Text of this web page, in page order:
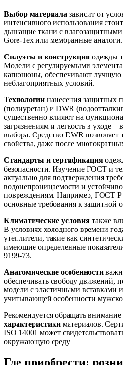
Выбор материала зависит от
интенсивного использования
дышащие ткани с влагозащитными
Gore-Tex или мембранные аналоги.
Силуэты и конструкции одежды
Модели с регулируемыми
капюшоны, обеспечивают лучшую
неблагоприятных условий.
Технологии нанесения защитных
(полиуретан) и DWR
существенно влияют на
загрязнениям и легкость в уходе
выбора. Средство DWR позволяет
свойства, даже после
Стандарты и сертификация
безопасности. Изучение ГОСТ и
актуально для подтверждения
водонепроницаемости и
повреждениям. Например, ГОСТ Р
основные требования к защитной
Климатические условия также
В условиях холодного времени
утеплители, такие как
имеющие определенные
9199-73.
Анатомические особенности
обеспечивать свободу движений,
модели с эластичными вставками
учитывающей особенности
Рекомендуется обращать внимание
характеристики материалов.
ISO 14001 может
окружающую среду.
Где приобрести: